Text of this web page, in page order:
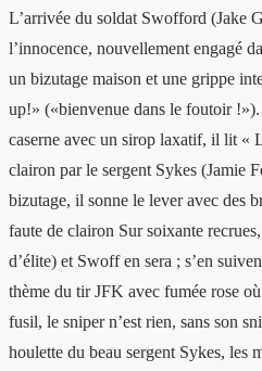
L’arrivée du soldat Swofford (Jake
l’innocence, nouvellement engagé
un bizutage maison et une grippe
up!» («bienvenue dans le foutoir
caserne avec un sirop laxatif, il lit «
clairon par le sergent Sykes (Jamie
bizutage, il sonne le lever avec des
faute de clairon Sur soixante
d’élite) et Swoff en sera ; s’en
thème du tir JFK avec fumée rose
fusil, le sniper n’est rien, sans son
houlette du beau sergent Sykes, les